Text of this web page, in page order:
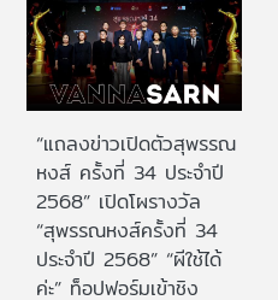
“แถลงข่าวเปิดตัวสุพรรณ
หงส์ ครั้งที่ 34 ประจำปี
2568” เปิดโผรางวัล
“สุพรรณหงส์ครั้งที่ 34
ประจำปี 2568” “ผีใช้ได้
ค่ะ” ท็อปฟอร์มเข้าชิง